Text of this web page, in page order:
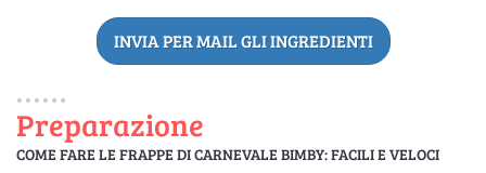
INVIA PER MAIL GLI INGREDIENTI
Preparazione
COME FARE LE FRAPPE DI CARNEVALE BIMBY: FACILI E VELOCI